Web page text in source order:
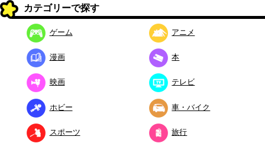
カテゴリーで探す
ゲーム アニメ
漫画 本
映画 テレビ
ホビー 車・バイク
スポーツ 旅行